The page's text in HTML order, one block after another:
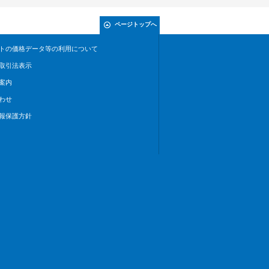
ページトップへ
の価格データ等の利用について
引法表示
内
せ
保護方針